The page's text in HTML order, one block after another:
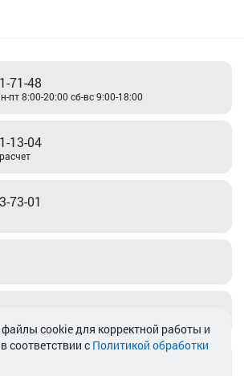
71-48
пт 8:00-20:00 сб-вс 9:00-18:00
13-04
73-01
файлы cookie для корректной работы и
соответствии с Политикой обработки